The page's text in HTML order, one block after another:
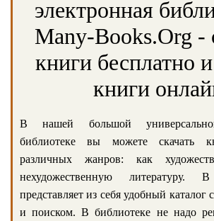
электронная
Many-Books.Org -
книги бесплатно
книги
В нашей большой
библиотеке вы можете скачать
различных жанров: как
нехудожественную
представляет из себя удобный каталог
и поиском. В библиотеке не надо